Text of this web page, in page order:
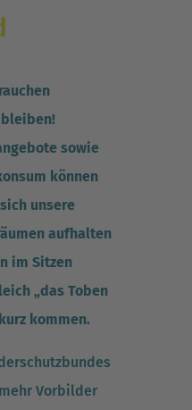
bleiben!
sowie
können
unsere
aufhalten
im Sitzen
„das Toben
kommen.
Vorbilder